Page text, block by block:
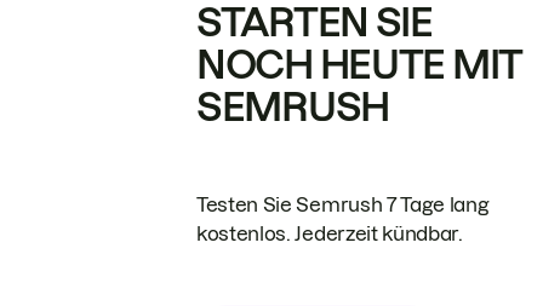
STARTEN SIE
NOCH HEUTE MIT
SEMRUSH
Testen Sie Semrush 7 Tage lang
kostenlos. Jederzeit kündbar.